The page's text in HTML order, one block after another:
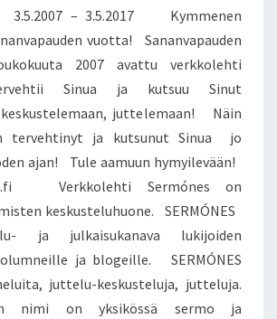
T
N
2
0
0
–
3
.
5
0
1
7
K
N
T
S
3.5.2007 – 3.5.2017 Kymmenen
vuotta! Sananvapauden
2007 avattu verkkolehti
Sinua ja kutsuu Sinut
keskustelemaan, juttelemaan! Näin
tervehtinyt ja kutsunut Sinua jo
ajan! Tule aamuun hymyilevään!
Verkkolehti Sermónes on
keskusteluhuone. SERMÓNES
ja julkaisukanava lukijoiden
ja blogeille. SERMÓNES
juttelu-keskusteluja, jutteluja.
nimi on yksikössä sermo ja